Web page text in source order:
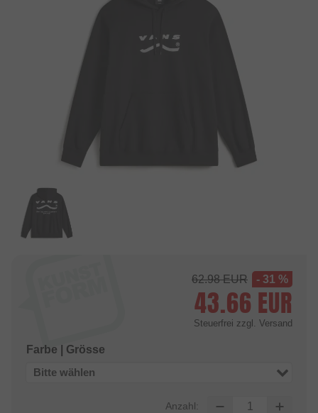
62.98EUR - 31 %
43.66 EUR
Steuerfrei zzgl. Versand
Farbe | Grösse
Bitte wählen
Anzahl: